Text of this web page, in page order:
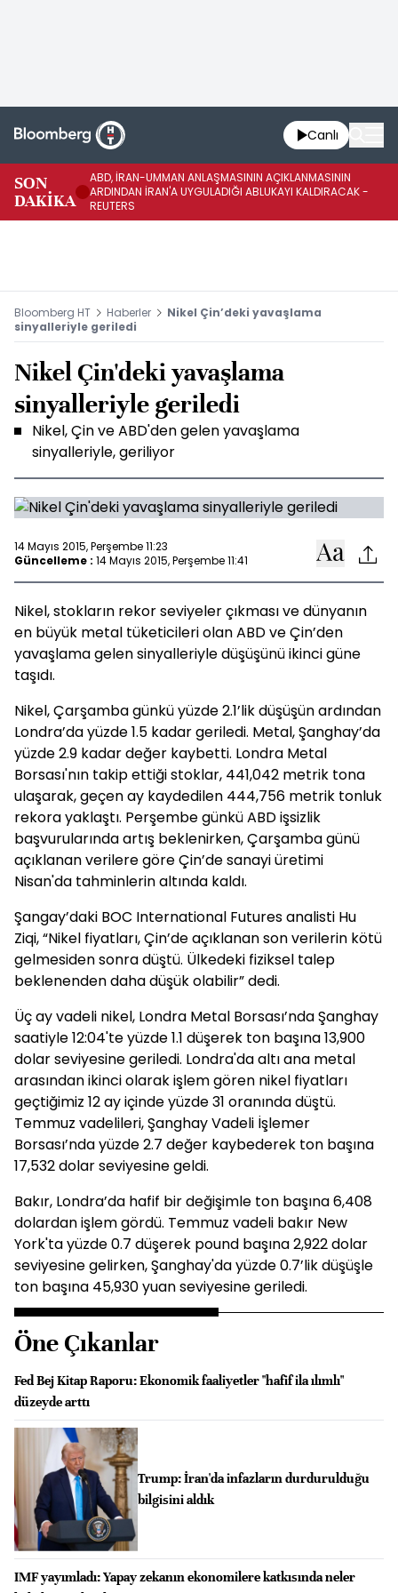
Canlı
SON
DAKİKA
ABD, İRAN-UMMAN ANLAŞMASININ AÇIKLANMASININ
ARDINDAN İRAN'A UYGULADIĞI ABLUKAYI KALDIRACAK -
REUTERS
Bloomberg HT Haberler
Nikel Çin’deki yavaşlama
sinyalleriyle geriledi
Nikel Çin'deki yavaşlama
sinyalleriyle geriledi
Nikel, Çin ve ABD'den gelen yavaşlama
sinyalleriyle, geriliyor
14 Mayıs 2015, Perşembe 11:23
Güncelleme : 14 Mayıs 2015, Perşembe 11:41
Nikel, stokların rekor seviyeler çıkması ve dünyanın
en büyük metal tüketicileri olan ABD ve Çin’den
yavaşlama gelen sinyalleriyle düşüşünü ikinci güne
taşıdı.
Nikel, Çarşamba günkü yüzde 2.1’lik düşüşün ardından
Londra’da yüzde 1.5 kadar geriledi. Metal, Şanghay’da
yüzde 2.9 kadar değer kaybetti. Londra Metal
Borsası'nın takip ettiği stoklar, 441,042 metrik tona
ulaşarak, geçen ay kaydedilen 444,756 metrik tonluk
rekora yaklaştı. Perşembe günkü ABD işsizlik
başvurularında artış beklenirken, Çarşamba günü
açıklanan verilere göre Çin’de sanayi üretimi
Nisan'da tahminlerin altında kaldı.
Şangay’daki BOC International Futures analisti Hu
Ziqi, “Nikel fiyatları, Çin’de açıklanan son verilerin kötü
gelmesiden sonra düştü. Ülkedeki fiziksel talep
beklenenden daha düşük olabilir” dedi.
Üç ay vadeli nikel, Londra Metal Borsası’nda Şanghay
saatiyle 12:04'te yüzde 1.1 düşerek ton başına 13,900
dolar seviyesine geriledi. Londra'da altı ana metal
arasından ikinci olarak işlem gören nikel fiyatları
geçtiğimiz 12 ay içinde yüzde 31 oranında düştü.
Temmuz vadelileri, Şanghay Vadeli İşlemer
Borsası’nda yüzde 2.7 değer kaybederek ton başına
17,532 dolar seviyesine geldi.
Bakır, Londra’da hafif bir değişimle ton başına 6,408
dolardan işlem gördü. Temmuz vadeli bakır New
York'ta yüzde 0.7 düşerek pound başına 2,922 dolar
seviyesine gelirken, Şanghay'da yüzde 0.7’lik düşüşle
ton başına 45,930 yuan seviyesine geriledi.
Öne Çıkanlar
Fed Bej Kitap Raporu: Ekonomik faaliyetler "hafif ila ılımlı"
düzeyde arttı
Trump: İran'da infazların durdurulduğu
bilgisini aldık
IMF yayımladı: Yapay zekanın ekonomilere katkısında neler